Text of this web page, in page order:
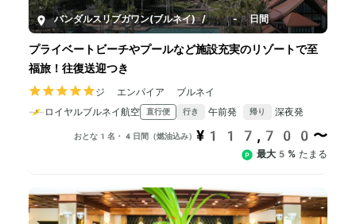
バンダルスリブガワン(ブルネイ) / 4-8日間
プライベートビーチやプールなど施設充実のリゾートで至
福旅！往復送迎つき
ジ エンパイア ブルネイ
ロイヤルブルネイ航空
直行便 行き 午前発 帰り 深夜発
おとな1名・4日間（燃油込み） ¥117,700〜
最大5% たまる